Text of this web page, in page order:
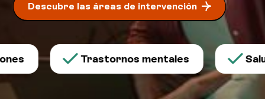
Descubre las áreas de intervención
Trastornos mentales Salud